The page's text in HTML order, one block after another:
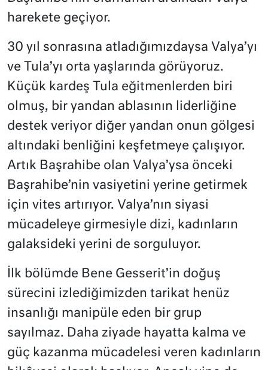
harekete geçiyor.
30 yıl sonrasına atladığımızdaysa Valya’yı
ve Tula’yı orta yaşlarında görüyoruz.
Küçük kardeş Tula eğitmenlerden biri
olmuş, bir yandan ablasının liderliğine
destek veriyor diğer yandan onun gölgesi
altındaki benliğini keşfetmeye çalışıyor.
Artık Başrahibe olan Valya’ysa önceki
Başrahibe’nin vasiyetini yerine getirmek
için vites artırıyor. Valya’nın siyasi
mücadeleye girmesiyle dizi, kadınların
galaksideki yerini de sorguluyor.
İlk bölümde Bene Gesserit’in doğuş
sürecini izlediğimizden tarikat henüz
insanlığı manipüle eden bir grup
sayılmaz. Daha ziyade hayatta kalma ve
güç kazanma mücadelesi veren kadınların